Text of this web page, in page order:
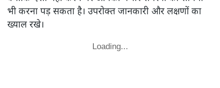
भी करना पड़ सकता है। उपरोक्त जानकारी और लक्षणों का
ख्याल रखे।
Loading...